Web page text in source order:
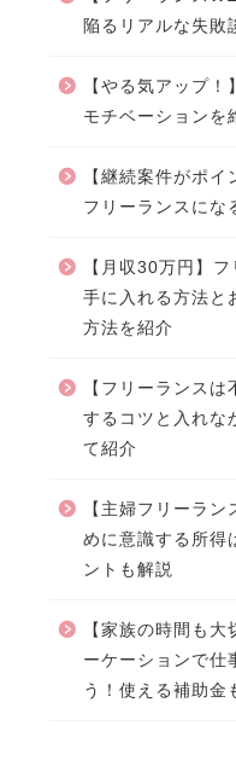
陥るリアルな失敗
【やる気アップ
モチベーションを
【継続案件がポ
フリーランスにな
【月収30万円】
手に入れる方法と
方法を紹介
【フリーランス
するコツと入れな
て紹介
【主婦フリーラ
めに意識する所得
ントも解説
【家族の時間も
ーケーションで仕
う！使える補助金